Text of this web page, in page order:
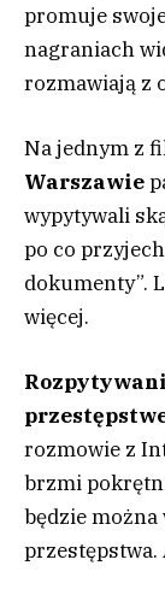
promuje
nagraniach
rozmawiają z
Na jednym z
Warszawie
wypytywali
po co
dokumenty”.
więcej.
rozmowie z
brzmi
będzie
przestępstwa.